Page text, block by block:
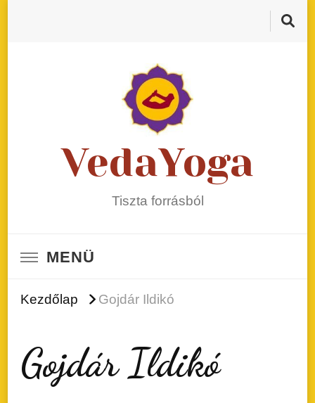
VedaYoga
Tiszta forrásból
MENÜ
Kezdőlap Gojdár Ildikó
Gojdár Ildikó